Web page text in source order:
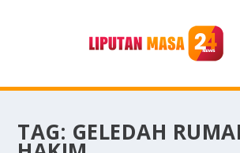
TAG: GELEDAH